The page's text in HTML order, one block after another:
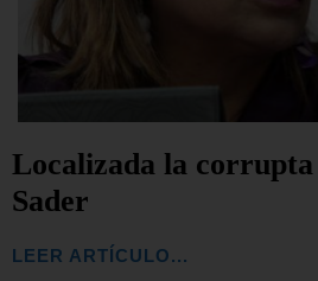
Localizada la corrupta
Sader
LEER ARTÍCULO...